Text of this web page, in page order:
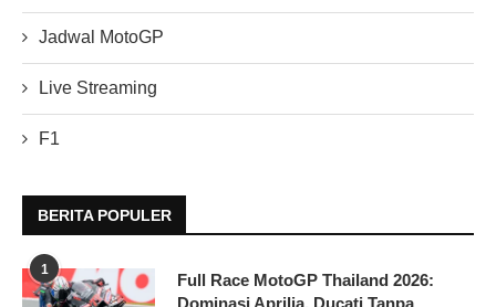
Jadwal MotoGP
Live Streaming
F1
BERITA POPULER
1
Full Race MotoGP Thailand 2026:
Dominasi Aprilia, Ducati Tanpa